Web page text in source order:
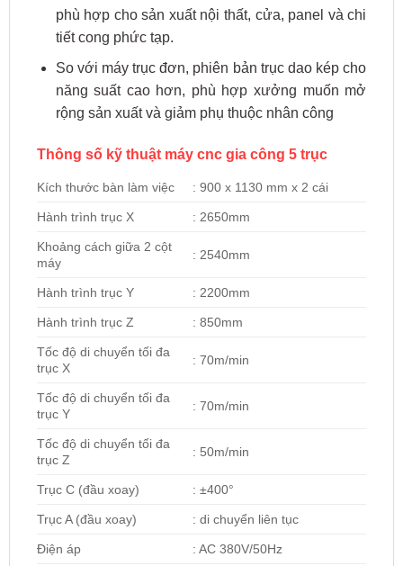
phù hợp cho sản xuất nội thất, cửa, panel và chi
tiết cong phức tạp.
So với máy trục đơn, phiên bản trục dao kép cho
năng suất cao hơn, phù hợp xưởng muốn mở
rộng sản xuất và giảm phụ thuộc nhân công
Thông số kỹ thuật máy cnc gia công 5 trục
Kích thước bàn làm việc : 900 x 1130 mm x 2 cái
Hành trình trục X : 2650mm
Khoảng cách giữa 2 cột
máy
: 2540mm
Hành trình trục Y : 2200mm
Hành trình trục Z : 850mm
Tốc độ di chuyển tối đa
trục X
: 70m/min
Tốc độ di chuyển tối đa
trục Y
: 70m/min
Tốc độ di chuyển tối đa
trục Z
: 50m/min
Trục C (đầu xoay) : ±400°
Trục A (đầu xoay) : di chuyển liên tục
Điện áp : AC 380V/50Hz